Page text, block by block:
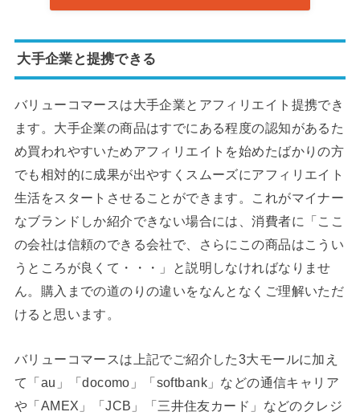
大手企業と提携できる
バリューコマースは大手企業とアフィリエイト提携でき
ます。大手企業の商品はすでにある程度の認知があるた
め買われやすいためアフィリエイトを始めたばかりの方
でも相対的に成果が出やすくスムーズにアフィリエイト
生活をスタートさせることができます。これがマイナー
なブランドしか紹介できない場合には、消費者に「ここ
の会社は信頼のできる会社で、さらにこの商品はこうい
うところが良くて・・・」と説明しなければなりませ
ん。購入までの道のりの違いをなんとなくご理解いただ
けると思います。
バリューコマースは上記でご紹介した3大モールに加え
て「au」「docomo」「softbank」などの通信キャリア
や「AMEX」「JCB」「三井住友カード」などのクレジ